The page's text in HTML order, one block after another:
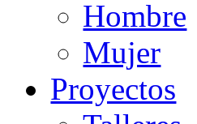
Hombre
Mujer
Proyectos